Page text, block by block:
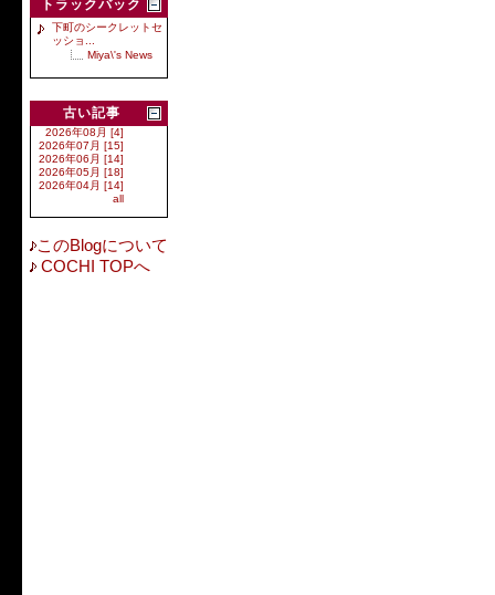
トラックバック
下町のシークレットセ
ッショ...
Miya\'s News
古い記事
2026年08月 [4]
2026年07月 [15]
2026年06月 [14]
2026年05月 [18]
2026年04月 [14]
all
このBlogについて
COCHI TOPへ